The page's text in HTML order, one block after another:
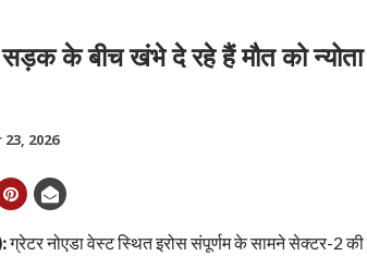
के बीच खंभे दे रहे हैं मौत को न्योता
2026
ग्रेटर नोएडा वेस्ट स्थित इरोस संपूर्णम के सामने सेक्टर-2 की